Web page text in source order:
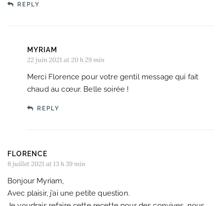
REPLY
MYRIAM
22 juin 2021 at 20 h 29 min
Merci Florence pour votre gentil message qui fait
chaud au cœur. Belle soirée !
REPLY
FLORENCE
8 juillet 2021 at 13 h 39 min
Bonjour Myriam,
Avec plaisir, j’ai une petite question.